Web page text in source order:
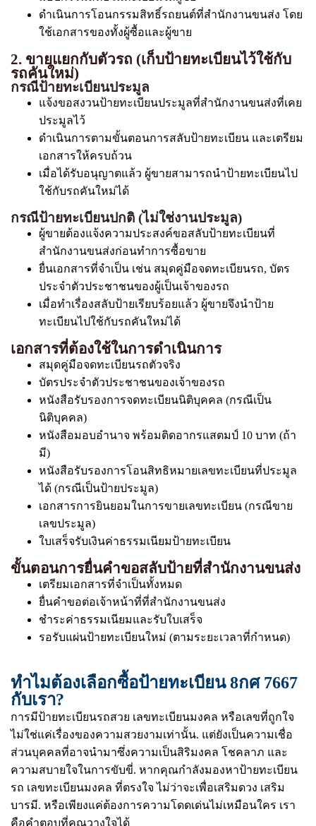
ดำเนินการโอนกรรมสิทธิ์รถยนต์ที่สำนักงานขนส่ง โดย
ใช้เอกสารของทั้งผู้ซื้อและผู้ขาย
2. ขายแยกกับตัวรถ (เก็บป้ายทะเบียนไว้ใช้กับ
รถคันใหม่)
กรณีป้ายทะเบียนประมูล
แจ้งขอสงวนป้ายทะเบียนประมูลที่สำนักงานขนส่งที่เคย
ประมูลไว้
ดำเนินการตามขั้นตอนการสลับป้ายทะเบียน และเตรียม
เอกสารให้ครบถ้วน
เมื่อได้รับอนุญาตแล้ว ผู้ขายสามารถนำป้ายทะเบียนไป
ใช้กับรถคันใหม่ได้
กรณีป้ายทะเบียนปกติ (ไม่ใช่งานประมูล)
ผู้ขายต้องแจ้งความประสงค์ขอสลับป้ายทะเบียนที่
สำนักงานขนส่งก่อนทำการซื้อขาย
ยื่นเอกสารที่จำเป็น เช่น สมุดคู่มือจดทะเบียนรถ, บัตร
ประจำตัวประชาชนของผู้เป็นเจ้าของรถ
เมื่อทำเรื่องสลับป้ายเรียบร้อยแล้ว ผู้ขายจึงนำป้าย
ทะเบียนไปใช้กับรถคันใหม่ได้
เอกสารที่ต้องใช้ในการดำเนินการ
สมุดคู่มือจดทะเบียนรถตัวจริง
บัตรประจำตัวประชาชนของเจ้าของรถ
หนังสือรับรองการจดทะเบียนนิติบุคคล (กรณีเป็น
นิติบุคคล)
หนังสือมอบอำนาจ พร้อมติดอากรแสตมป์ 10 บาท (ถ้า
มี)
หนังสือรับรองการโอนสิทธิหมายเลขทะเบียนที่ประมูล
ได้ (กรณีเป็นป้ายประมูล)
เอกสารการยินยอมในการขายเลขทะเบียน (กรณีขาย
เลขประมูล)
ใบเสร็จรับเงินค่าธรรมเนียมป้ายทะเบียน
ขั้นตอนการยื่นคำขอสลับป้ายที่สำนักงานขนส่ง
เตรียมเอกสารที่จำเป็นทั้งหมด
ยื่นคำขอต่อเจ้าหน้าที่ที่สำนักงานขนส่ง
ชำระค่าธรรมเนียมและรับใบเสร็จ
รอรับแผ่นป้ายทะเบียนใหม่ (ตามระยะเวลาที่กำหนด)
ทำไมต้องเลือกซื้อป้ายทะเบียน 8กศ 7667
กับเรา?
การมีป้ายทะเบียนรถสวย เลขทะเบียนมงคล หรือเลขที่ถูกใจ
ไม่ใช่แค่เรื่องของความสวยงามเท่านั้น. แต่ยังเป็นความเชื่อ
ส่วนบุคคลที่อาจนำมาซึ่งความเป็นสิริมงคล โชคลาภ และ
ความสบายใจในการขับขี่. หากคุณกำลังมองหาป้ายทะเบียน
รถ เลขทะเบียนมงคล ที่ตรงใจ ไม่ว่าจะเพื่อเสริมดวง เสริม
บารมี. หรือเพียงแค่ต้องการความโดดเด่นไม่เหมือนใคร เรา
คือคำตอบที่คุณวางใจได้